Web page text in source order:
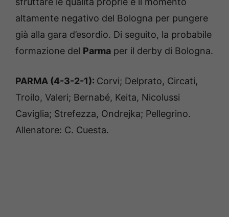
altamente negativo del Bologna per pungere
già alla gara d’esordio. Di seguito, la probabile
formazione del Parma per il derby di Bologna.
PARMA (4-3-2-1): Corvi; Delprato, Circati,
Troilo, Valeri; Bernabé, Keita, Nicolussi
Caviglia; Strefezza, Ondrejka; Pellegrino.
Allenatore: C. Cuesta.